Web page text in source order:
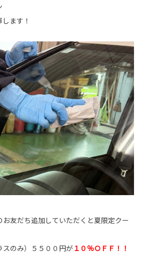
ます！
友だち追加していただくと夏限定クー
のみ）５５００円が１０％ＯＦＦ！！